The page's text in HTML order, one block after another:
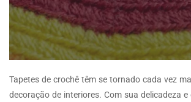
Tapetes de crochê têm se tornado cada vez
decoração de interiores. Com sua delicadeza e